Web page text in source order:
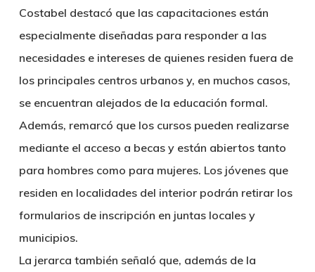
Costabel destacó que las capacitaciones están
especialmente diseñadas para responder a las
necesidades e intereses de quienes residen fuera de
los principales centros urbanos y, en muchos casos,
se encuentran alejados de la educación formal.
Además, remarcó que los cursos pueden realizarse
mediante el acceso a becas y están abiertos tanto
para hombres como para mujeres. Los jóvenes que
residen en localidades del interior podrán retirar los
formularios de inscripción en juntas locales y
municipios.
La jerarca también señaló que, además de la